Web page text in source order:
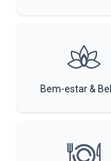
Bem-estar &